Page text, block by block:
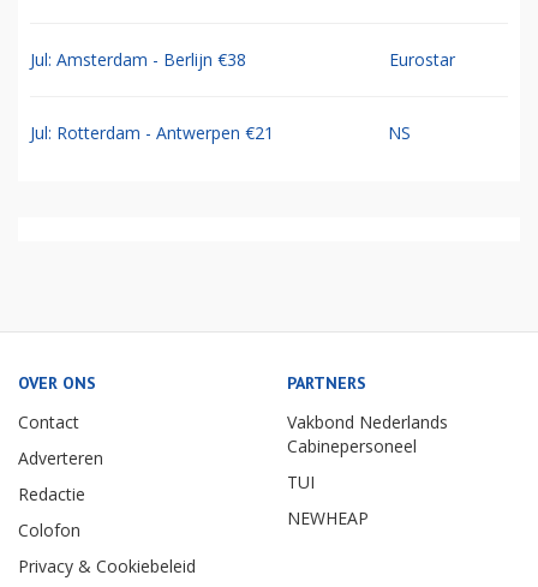
Jul: Amsterdam - Berlijn €38 Eurostar
Jul: Rotterdam - Antwerpen €21 NS
OVER ONS
Contact
Adverteren
Redactie
Colofon
Privacy & Cookiebeleid
PARTNERS
Vakbond Nederlands
Cabinepersoneel
TUI
NEWHEAP